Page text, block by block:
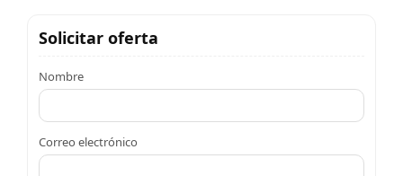
Solicitar oferta
Nombre
Correo electrónico